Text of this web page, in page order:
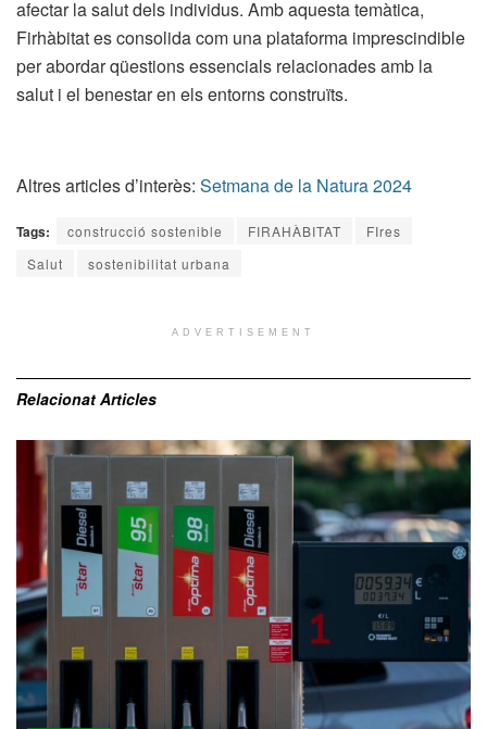
afectar la salut dels individus. Amb aquesta temàtica,
Firhàbitat es consolida com una plataforma imprescindible
per abordar qüestions essencials relacionades amb la
salut i el benestar en els entorns construïts.
Altres articles d’interès: Setmana de la Natura 2024
Tags: construcció sostenible FIRAHÀBITAT
FIres
Salut
sostenibilitat urbana
ADVERTISEMENT
Relacionat Articles